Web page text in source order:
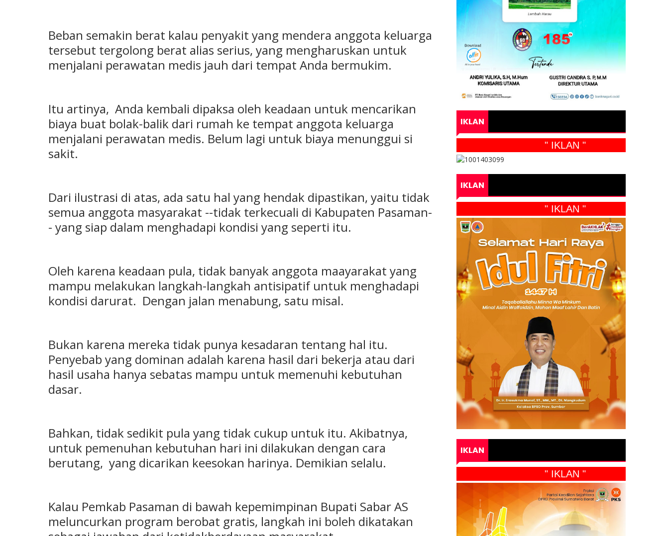
Beban semakin berat kalau penyakit yang mendera anggota keluarga
tersebut tergolong berat alias serius, yang mengharuskan untuk
menjalani perawatan medis jauh dari tempat Anda bermukim.
Itu artinya, Anda kembali dipaksa oleh keadaan untuk mencarikan
biaya buat bolak-balik dari rumah ke tempat anggota keluarga
menjalani perawatan medis. Belum lagi untuk biaya menunggui si
sakit.
Dari ilustrasi di atas, ada satu hal yang hendak dipastikan, yaitu tidak
semua anggota masyarakat --tidak terkecuali di Kabupaten Pasaman-
- yang siap dalam menghadapi kondisi yang seperti itu.
Oleh karena keadaan pula, tidak banyak anggota maayarakat yang
mampu melakukan langkah-langkah antisipatif untuk menghadapi
kondisi darurat. Dengan jalan menabung, satu misal.
Bukan karena mereka tidak punya kesadaran tentang hal itu.
Penyebab yang dominan adalah karena hasil dari bekerja atau dari
hasil usaha hanya sebatas mampu untuk memenuhi kebutuhan
dasar.
Bahkan, tidak sedikit pula yang tidak cukup untuk itu. Akibatnya,
untuk pemenuhan kebutuhan hari ini dilakukan dengan cara
berutang, yang dicarikan keesokan harinya. Demikian selalu.
Kalau Pemkab Pasaman di bawah kepemimpinan Bupati Sabar AS
meluncurkan program berobat gratis, langkah ini boleh dikatakan
IKLAN
" IKLAN "
IKLAN
" IKLAN "
IKLAN
" IKLAN "